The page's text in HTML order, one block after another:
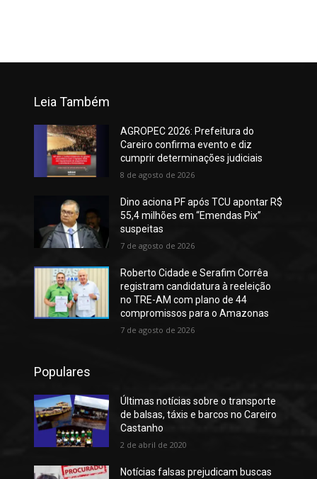
Leia Também
AGROPEC 2026: Prefeitura do
Careiro confirma evento e diz
cumprir determinações judiciais
8 de agosto de 2026
Dino aciona PF após TCU apontar R$
55,4 milhões em “Emendas Pix”
suspeitas
7 de agosto de 2026
Roberto Cidade e Serafim Corrêa
registram candidatura à reeleição
no TRE-AM com plano de 44
compromissos para o Amazonas
7 de agosto de 2026
Populares
Últimas notícias sobre o transporte
de balsas, táxis e barcos no Careiro
Castanho
2 de abril de 2020
Notícias falsas prejudicam buscas